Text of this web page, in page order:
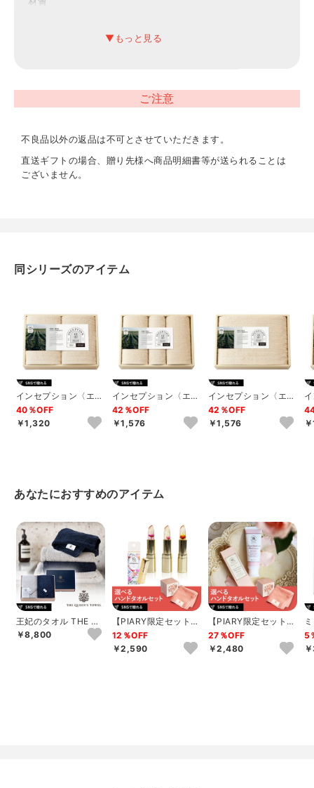
32×30cm）
400g
ご注意
不良品以外の返品は不可とさせていただきます。
直送ギフトの場合、贈り先様へ商品明細書等が送られることは
ございません。
同シリーズのアイテム
インセプション〈エコ
マーク認定〉 フェイ
スタオル2P
40％OFF
￥1,320
インセプション〈エコ
マーク認定〉 フェイ
スタオル2P・ハ...
42％OFF
￥1,576
インセプション〈エコ
マーク認定〉 バスタ
オル1P
42％OFF
￥1,576
あなたにおすすめのアイテム
王妃のタオル THE QU
EEN’S TOWEL バス
タ...
￥8,800
【PIARY限定セット】
選べるTHE QUEEN’S
T...
12％OFF
￥2,590
【PIARY限定セット】
選べるTHE QUEEN’S
T...
27％OFF
￥2,480
5